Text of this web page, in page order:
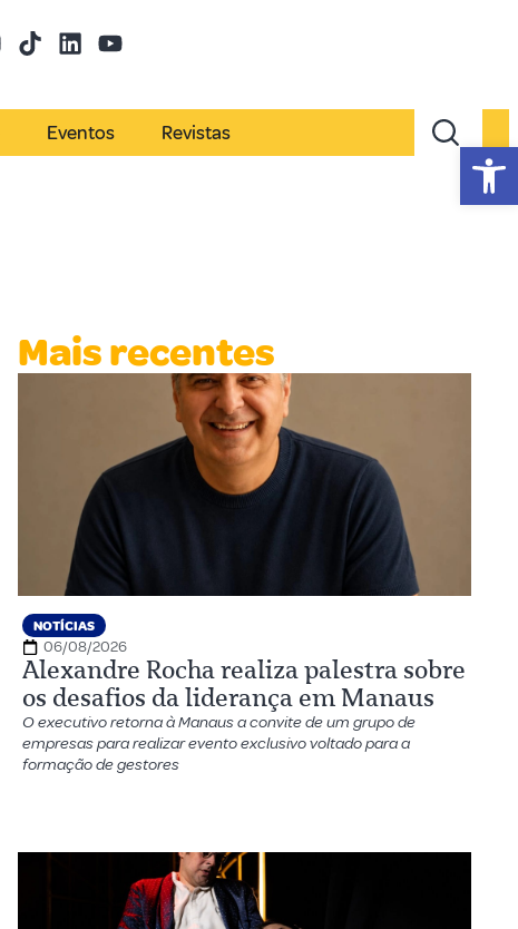
Eventos Revistas
Mais recentes
NOTÍCIAS
06/08/2026
Alexandre Rocha realiza palestra sobre
os desafios da liderança em Manaus
O executivo retorna à Manaus a convite de um grupo de
empresas para realizar evento exclusivo voltado para a
formação de gestores